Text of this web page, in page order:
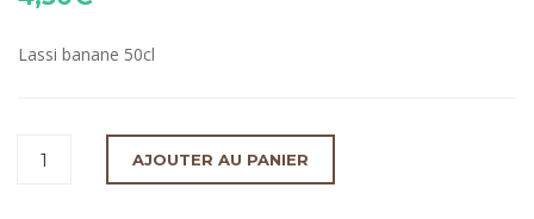
Lassi banane 50cl
AJOUTER AU PANIER